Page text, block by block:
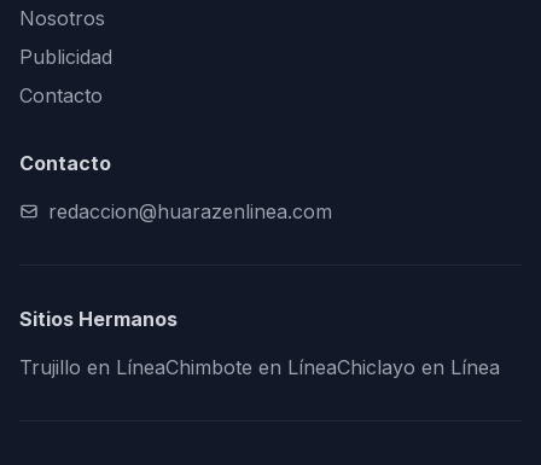
Nosotros
Publicidad
Contacto
Contacto
redaccion@huarazenlinea.com
Sitios Hermanos
Trujillo en LíneaChimbote en LíneaChiclayo en Línea